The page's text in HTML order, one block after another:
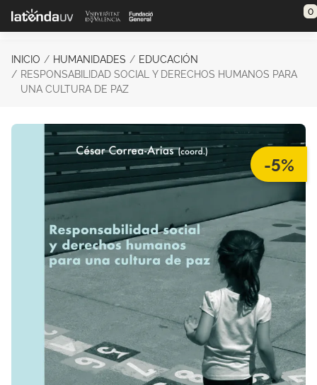
Saltar al contenido principal 0
INICIO HUMANIDADES
EDUCACIÓN
RESPONSABILIDAD SOCIAL Y DERECHOS HUMANOS PARA
UNA CULTURA DE PAZ
-5%